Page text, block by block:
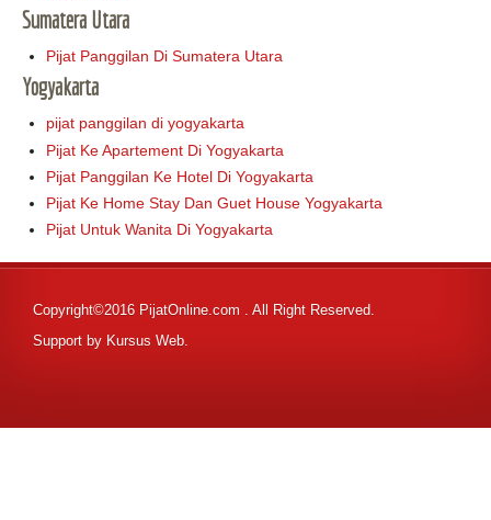
Sumatera Utara
Pijat Panggilan Di Sumatera Utara
Yogyakarta
pijat panggilan di yogyakarta
Pijat Ke Apartement Di Yogyakarta
Pijat Panggilan Ke Hotel Di Yogyakarta
Pijat Ke Home Stay Dan Guet House Yogyakarta
Pijat Untuk Wanita Di Yogyakarta
Copyright©2016 PijatOnline.com . All Right Reserved.
Support by Kursus Web.